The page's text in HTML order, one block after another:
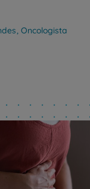
, Oncologista